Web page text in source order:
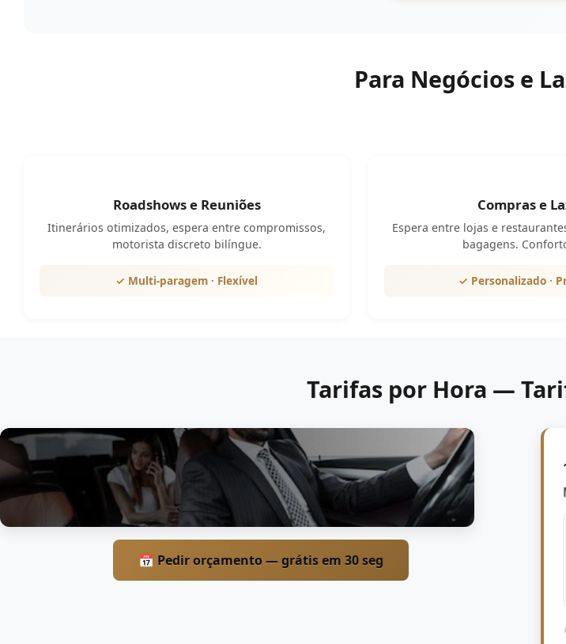
Para Negócios e
Roadshows e Reuniões
Itinerários otimizados, espera entre compromissos,
motorista discreto bilíngue.
✓ Multi-paragem · Flexível
Compras e
Espera entre lojas e
bagagens.
✓ Personalizado ·
Tarifas por Hora —
📅 Pedir orçamento — grátis em 30 seg